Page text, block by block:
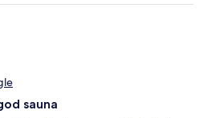
sauna